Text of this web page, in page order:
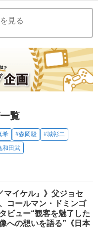
見る
覧
希 #森岡毅
#城彰二
和田武
マイケル』》父ジョセ
コールマン・ドミンゴ
ビュー“観客を魅了した
への想いを語る”《日本